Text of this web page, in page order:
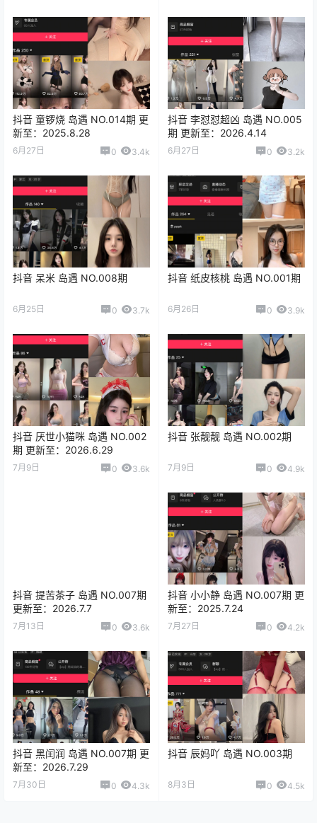
抖音 童锣烧 岛遇 NO.014期 更
新至：2025.8.28
6月27日 0 3.4k
抖音 李怼怼超凶 岛遇 NO.005
期 更新至：2026.4.14
6月27日 0 3.2k
抖音 呆米 岛遇 NO.008期
6月25日 0 3.7k
抖音 纸皮核桃 岛遇 NO.001期
6月26日 0 3.9k
抖音 厌世小猫咪 岛遇 NO.002
期 更新至：2026.6.29
7月9日 0 3.6k
抖音 张靓靓 岛遇 NO.002期
7月9日 0 4.9k
抖音 提苦茶子 岛遇 NO.007期
更新至：2026.7.7
7月13日 0 3.6k
抖音 小小静 岛遇 NO.007期 更
新至：2025.7.24
7月27日 0 4.2k
抖音 黑闰润 岛遇 NO.007期 更
新至：2026.7.29
7月30日 0 4.3k
抖音 辰妈吖 岛遇 NO.003期
8月3日 0 4.5k